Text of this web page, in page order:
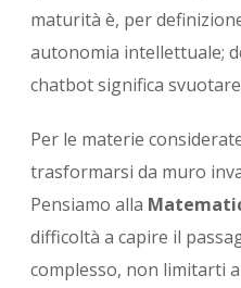
maturità è, per
autonomia intellettuale;
chatbot significa
Per le materie
trasformarsi da muro
Pensiamo alla
difficoltà a capire il
complesso, non limitarti